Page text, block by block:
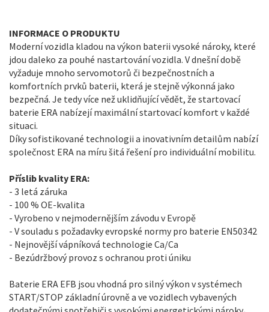
INFORMACE O PRODUKTU
Moderní vozidla kladou na výkon baterii vysoké nároky, které
jdou daleko za pouhé nastartování vozidla. V dnešní době
vyžaduje mnoho servomotorů či bezpečnostních a
komfortních prvků baterii, která je stejně výkonná jako
bezpečná. Je tedy více než uklidňující vědět, že startovací
baterie ERA nabízejí maximální startovací komfort v každé
situaci.
Díky sofistikované technologii a inovativním detailům nabízí
společnost ERA na míru šitá řešení pro individuální mobilitu.
Příslib kvality ERA:
- 3 letá záruka
- 100 % OE-kvalita
- Vyrobeno v nejmodernějším závodu v Evropě
- V souladu s požadavky evropské normy pro baterie EN50342
- Nejnovější vápníková technologie Ca/Ca
- Bezúdržbový provoz s ochranou proti úniku
Baterie ERA EFB jsou vhodná pro silný výkon v systémech
START/STOP základní úrovně a ve vozidlech vybavených